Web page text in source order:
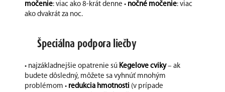
močenie: viac ako 8-krát denne • nočné močenie: viac
ako dvakrát za noc.
Špeciálna podpora liečby
• najzákladnejšie opatrenie sú Kegelove cviky– ak
budete dôsledný, môžete sa vyhnúť mnohým
problémom • redukcia hmotnosti (v prípade